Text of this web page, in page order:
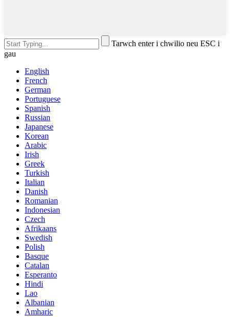
Tarwch enter i chwilio neu ESC i
gau
English
French
German
Portuguese
Spanish
Russian
Japanese
Korean
Arabic
Irish
Greek
Turkish
Italian
Danish
Romanian
Indonesian
Czech
Afrikaans
Swedish
Polish
Basque
Catalan
Esperanto
Hindi
Lao
Albanian
Amharic